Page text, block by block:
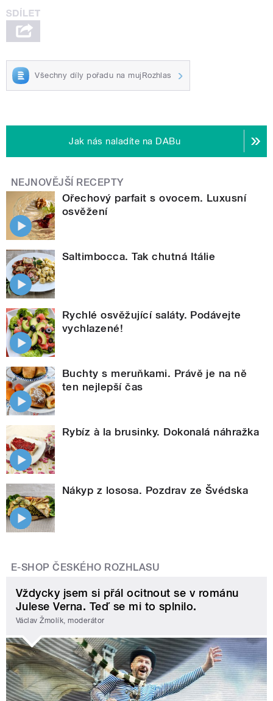
Všechny díly pořadu na mujRozhlas
Jak nás naladíte na DABu
NEJNOVĚJŠÍ RECEPTY
Ořechový parfait s ovocem. Luxusní
osvěžení
Saltimbocca. Tak chutná Itálie
Rychlé osvěžující saláty. Podávejte
vychlazené!
Buchty s meruňkami. Právě je na ně
ten nejlepší čas
Rybíz à la brusinky. Dokonalá náhražka
Nákyp z lososa. Pozdrav ze Švédska
E-SHOP ČESKÉHO ROZHLASU
Vždycky jsem si přál ocitnout se v románu
Julese Verna. Teď se mi to splnilo.
Václav Žmolík, moderátor